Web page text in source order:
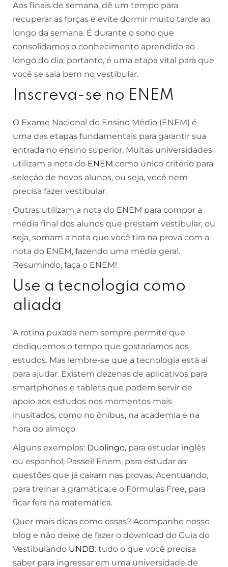
Aos finais de semana, dê um tempo para
recuperar as forças e evite dormir muito tarde ao
longo da semana. É durante o sono que
consolidamos o conhecimento aprendido ao
longo do dia, portanto, é uma etapa vital para que
você se saia bem no vestibular.
Inscreva-se no ENEM
O Exame Nacional do Ensino Médio (ENEM) é
uma das etapas fundamentais para garantir sua
entrada no ensino superior. Muitas universidades
utilizam a nota do ENEM como único critério para
seleção de novos alunos, ou seja, você nem
precisa fazer vestibular.
Outras utilizam a nota do ENEM para compor a
média final dos alunos que prestam vestibular, ou
seja, somam a nota que você tira na prova com a
nota do ENEM, fazendo uma média geral.
Resumindo, faça o ENEM!
Use a tecnologia como
aliada
A rotina puxada nem sempre permite que
dediquemos o tempo que gostaríamos aos
estudos. Mas lembre-se que a tecnologia está aí
para ajudar. Existem dezenas de aplicativos para
smartphones e tablets que podem servir de
apoio aos estudos nos momentos mais
inusitados, como no ônibus, na academia e na
hora do almoço.
Alguns exemplos: Duolingo, para estudar inglês
ou espanhol; Passei! Enem, para estudar as
questões que já caíram nas provas; Acentuando,
para treinar a gramática; e o Fórmulas Free, para
ficar fera na matemática.
Quer mais dicas como essas? Acompanhe nosso
blog e não deixe de fazer o download do Guia do
Vestibulando UNDB: tudo o que você precisa
saber para ingressar em uma universidade de